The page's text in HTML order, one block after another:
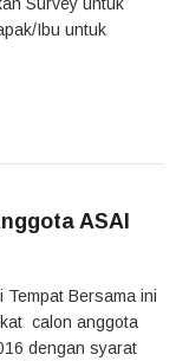
Ibu untuk
ASAI
Tempat Bersama ini
calon anggota
dengan syarat